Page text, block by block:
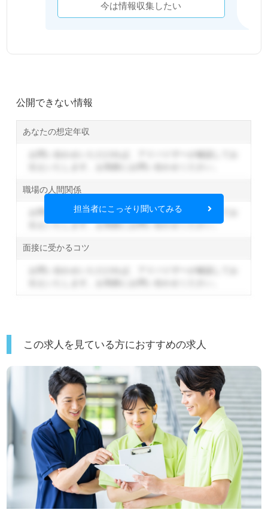
今は情報収集したい
公開できない情報
あなたの想定年収
職場の人間関係
お問い合わせいただければ、アドバイザーが確認してお
伝えいたします。お気軽にお問い合わせください。
面接に受かるコツ
担当者にこっそり聞いてみる
この求人を見ている方におすすめの求人